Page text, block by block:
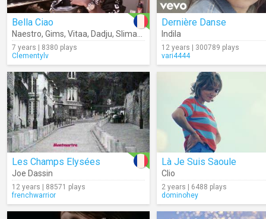
Bella Ciao
Naestro, Gims, Vitaa, Dadju, Slimane
7 years | 8380 plays
Clementylv
Dernière Danse
Indila
12 years | 300789 plays
vari4444
Les Champs Elysées
Joe Dassin
12 years | 88571 plays
frenchwarrior
Là Je Suis Saoule
Clio
2 years | 6488 plays
dominohey